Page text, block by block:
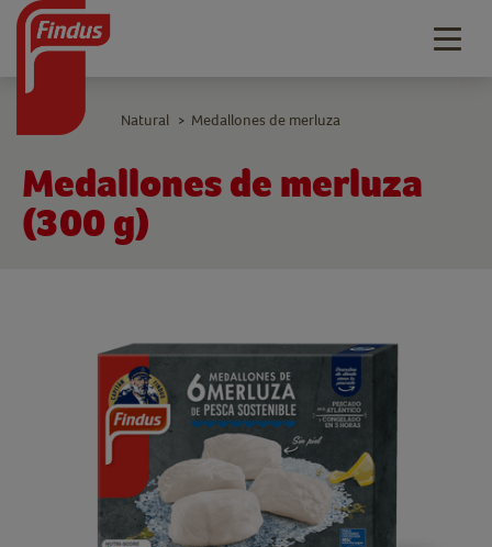
Medallones de merluza
(300 g)
Natural > Medallones de merluza